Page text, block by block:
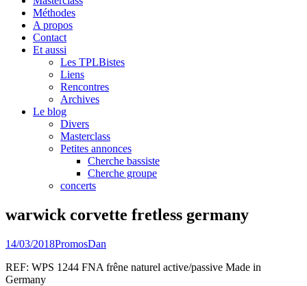
Méthodes
A propos
Contact
Et aussi
Les TPLBistes
Liens
Rencontres
Archives
Le blog
Divers
Masterclass
Petites annonces
Cherche bassiste
Cherche groupe
concerts
warwick corvette fretless germany
14/03/2018PromosDan
REF: WPS 1244 FNA frêne naturel active/passive Made in
Germany